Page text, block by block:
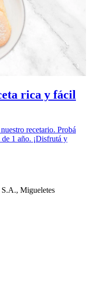
rica y fácil
recetario. Probá
de 1 año. ¡Disfrutá y
Migueletes